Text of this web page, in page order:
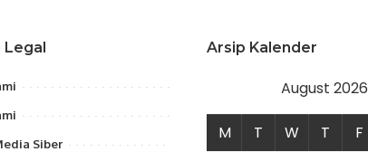
Legal
Siber
Arsip Kalender
August 2026
M T W T F